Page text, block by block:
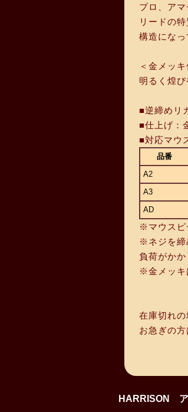
プロ、ア
リードの
構造にな
＜金メッキ
明るく煌
■逆締めリ
■仕上げ：
■対応マウ
品番
A2
A3
AD
※マウスピ
※ネジを締
負荷がか
※金メッキ
在庫切れの
お急ぎの
HARRISON ア